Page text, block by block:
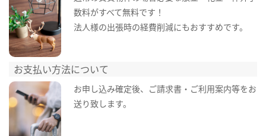
数料がすべて無料です！
法人様の出張時の経費削減にもおすすめです。
お支払い方法について
お申し込み確定後、ご請求書・ご利用案内等をお
送り致します。